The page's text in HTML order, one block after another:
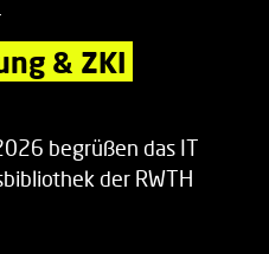
& ZKI
begrüßen das IT
der RWTH